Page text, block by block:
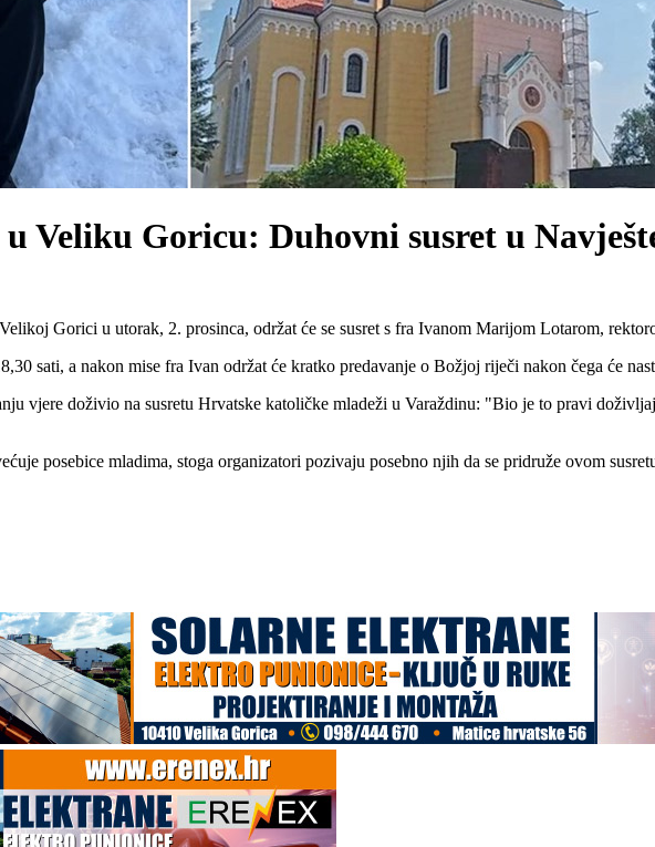
Veliku Goricu: Duhovni susret u
Gorici u utorak, 2. prosinca, održat će se susret s fra Ivanom Marijom Lotarom,
sati, a nakon mise fra Ivan održat će kratko predavanje o Božjoj riječi nakon čega će
vjere doživio na susretu Hrvatske katoličke mladeži u Varaždinu: "Bio je to pravi
posebice mladima, stoga organizatori pozivaju posebno njih da se pridruže ovom